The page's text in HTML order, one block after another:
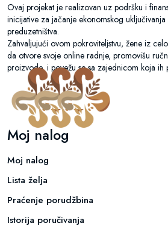
Ovaj projekat je realizovan uz podršku i
inicijative za jačanje ekonomskog
preduzetništva.
Zahvaljujući ovom pokroviteljstvu, žene iz
da otvore svoje online radnje, promovišu
proizvode, i povežu se sa zajednicom koja ih
Moj nalog
Moj nalog
Lista želja
Praćenje porudžbina
Istorija poručivanja